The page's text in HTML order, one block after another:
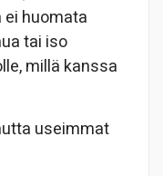
huomata
tai iso
millä kanssa
useimmat